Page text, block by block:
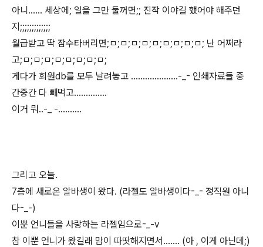
아니...... 세상에; 일을 그만 둘꺼면;; 진작 이야길 했어야 해주던
지;;;;;;;;;;;;;
월급받고 딱 잠수타버리면;ㅁ;ㅁ;ㅁ;ㅁ;ㅁ;ㅁ;ㅁ;ㅁ;ㅁ; 난 어쩌라
고;ㅁ;ㅁ;ㅁ;ㅁ;ㅁ;ㅁ;ㅁ;ㅁ;
게다가 회원db를 모두 날려놓고 ....................-_- 인쇄자료들 중
간중간 다 빼먹고..............
이거 뭐..-_ -..........
그리고 오늘.
7층에 새로온 알바생이 왔다. (라젤도 알바생이다-_- 정직원 아니
다-_-)
이뿐 언니들을 사랑하는 라젤임으로-_-v
참 이뿐 언니가 왔길래 맘이 따땃해지면서....... (아 , 이게 아닌데;)